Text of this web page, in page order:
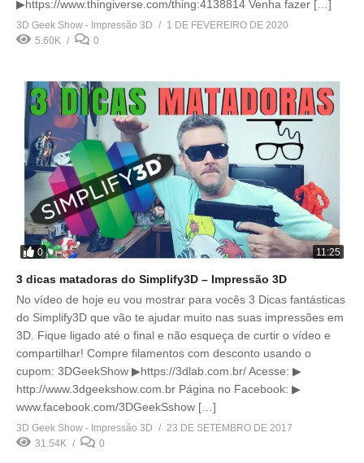
▶https://www.thingiverse.com/thing:4138814 Venha fazer […]
3D Geek Show - Impressão 3D
1 DE FEVEREIRO DE 2020
5.60K
0
0 11:25
3 dicas matadoras do Simplify3D – Impressão 3D
No vídeo de hoje eu vou mostrar para vocês 3 Dicas fantásticas
do Simplify3D que vão te ajudar muito nas suas impressões em
3D. Fique ligado até o final e não esqueça de curtir o vídeo e
compartilhar! Compre filamentos com desconto usando o
cupom: 3DGeekShow ▶https://3dlab.com.br/ Acesse: ▶
http://www.3dgeekshow.com.br Página no Facebook: ▶
www.facebook.com/3DGeekSshow […]
3D Geek Show - Impressão 3D
23 DE SETEMBRO DE 2017
31.54K
0